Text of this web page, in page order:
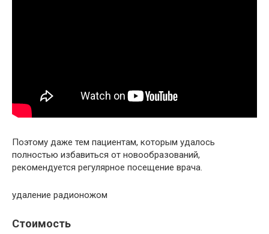
Поэтому даже тем пациентам, которым удалось
полностью избавиться от новообразований,
рекомендуется регулярное посещение врача.
удаление радионожом
Стоимость